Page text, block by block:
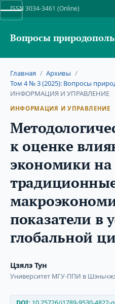
ISSN 3034-3461 (Online)
Вопросы
Главная / Архивы /
Том 4 № 3 (2025): Вопросы
ИНФОРМАЦИЯ И УПРАВЛЕНИЕ
ИНФОРМАЦИЯ И УПРАВЛЕНИЕ
к оценке
экономики на
показатели в
глобальной
Цзялэ Тун
Университет МГУ-ППИ в